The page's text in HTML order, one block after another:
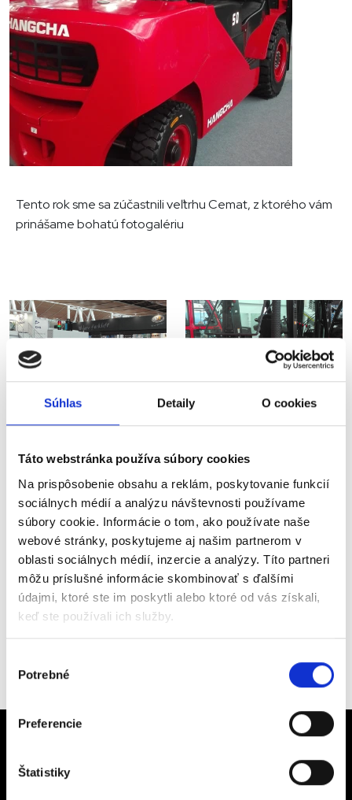
Súhlas Detaily O cookies
Táto webstránka používa súbory cookies
Na prispôsobenie obsahu a reklám, poskytovanie funkcií
sociálnych médií a analýzu návštevnosti používame
súbory cookie. Informácie o tom, ako používate naše
webové stránky, poskytujeme aj našim partnerom v
oblasti sociálnych médií, inzercie a analýzy. Títo partneri
môžu príslušné informácie skombinovať s ďalšími
údajmi, ktoré ste im poskytli alebo ktoré od vás získali,
keď ste používali ich služby.
súhlasu
Potrebné
Preferencie
Štatistiky
Tento rok sme sa zúčastnili veľtrhu Cemat, z ktorého vám
prinášame bohatú fotogalériu